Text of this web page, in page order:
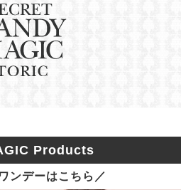
Products
ンデーはこちら／